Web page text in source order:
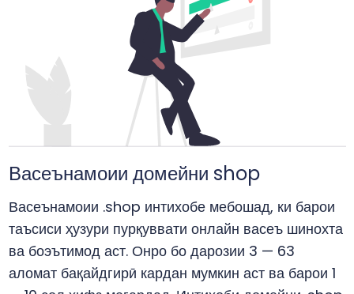
Васеънамоии домейни shop
Васеънамоии .shop интихобе мебошад, ки барои
таъсиси ҳузури пурқуввати онлайн васеъ шинохта
ва боэътимод аст. Онро бо дарозии 3 — 63
аломат бақайдгирӣ кардан мумкин аст ва барои 1